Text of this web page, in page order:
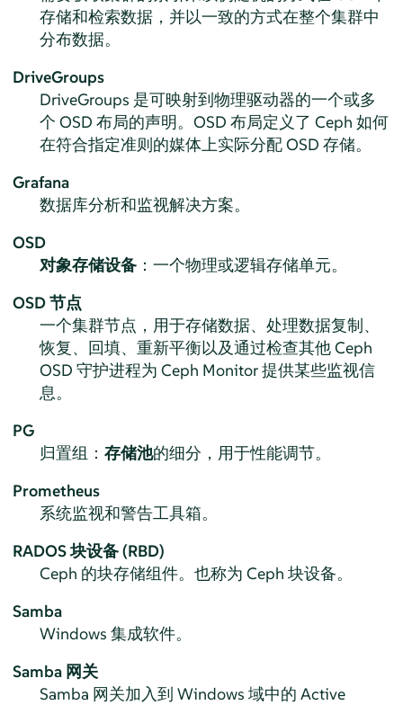
存储和检索数据，并以一致的方式在整个集群中
分布数据。
DriveGroups
DriveGroups 是可映射到物理驱动器的一个或多
个 OSD 布局的声明。OSD 布局定义了 Ceph 如何
在符合指定准则的媒体上实际分配 OSD 存储。
Grafana
数据库分析和监视解决方案。
OSD
对象存储设备：一个物理或逻辑存储单元。
OSD 节点
一个集群节点，用于存储数据、处理数据复制、
恢复、回填、重新平衡以及通过检查其他 Ceph
OSD 守护进程为 Ceph Monitor 提供某些监视信
息。
PG
归置组： 存储池的细分，用于性能调节。
Prometheus
系统监视和警告工具箱。
RADOS 块设备 (RBD)
Ceph 的块存储组件。也称为 Ceph 块设备。
Samba
Windows 集成软件。
Samba 网关
Samba 网关加入到 Windows 域中的 Active